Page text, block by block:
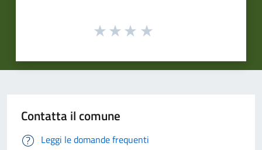
Contatta il comune
Leggi le domande frequenti